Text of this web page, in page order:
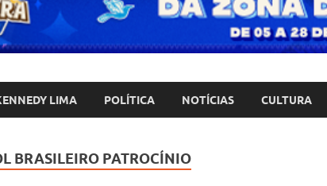
LIMA POLÍTICA NOTÍCIAS CULTURA
BRASILEIRO PATROCÍNIO